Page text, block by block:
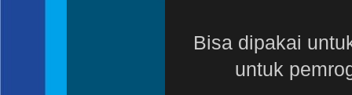
Bisa dipakai
untuk